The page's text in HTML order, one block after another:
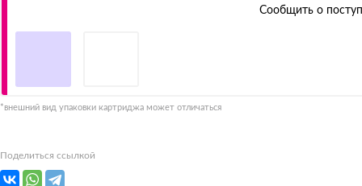
Сообщить о
*внешний вид упаковки картриджа может отличаться
Поделиться ссылкой